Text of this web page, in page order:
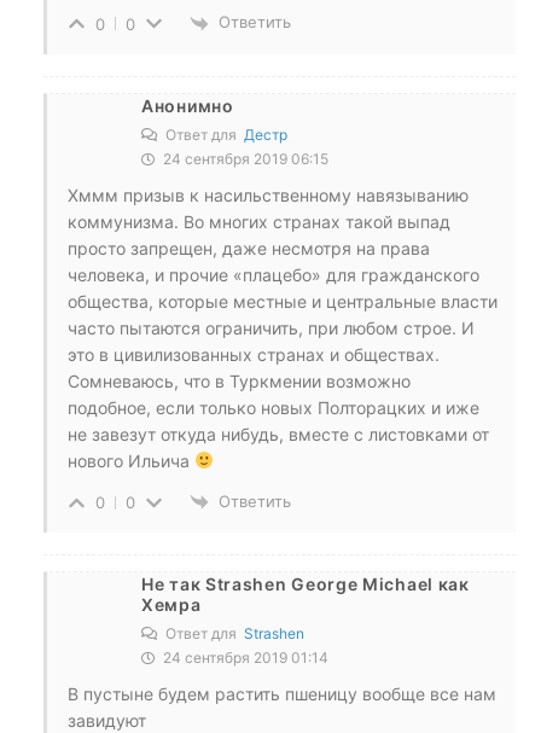
0 0 Ответить
Анонимно
Ответ для Дестр
24 сентября 2019 06:15
Хммм призыв к насильственному навязыванию
коммунизма. Во многих странах такой выпад
просто запрещен, даже несмотря на права
человека, и прочие «плацебо» для гражданского
общества, которые местные и центральные власти
часто пытаются ограничить, при любом строе. И
это в цивилизованных странах и обществах.
Сомневаюсь, что в Туркмении возможно
подобное, если только новых Полторацких и иже
не завезут откуда нибудь, вместе с листовками от
нового Ильича
0 0 Ответить
Не так Strashen George Michael как
Хемра
Ответ для Strashen
24 сентября 2019 01:14
В пустыне будем растить пшеницу вообще все нам
завидуют